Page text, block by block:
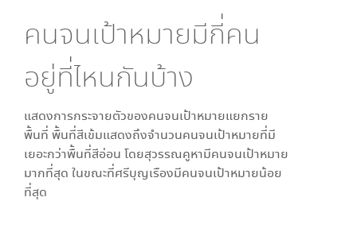
คนจนเป้าหมายมีกี่คน
อยู่ที่ไหนกันบ้าง
แสดงการกระจายตัวของคนจนเป้าหมายแยกราย
พื้นที่ พื้นที่สีเข้มแสดงถึงจำนวนคนจนเป้าหมายที่มี
เยอะกว่าพื้นที่สีอ่อน โดยสุวรรณคูหามีคนจนเป้าหมาย
มากที่สุด ในขณะที่ศรีบุญเรืองมีคนจนเป้าหมายน้อย
ที่สุด